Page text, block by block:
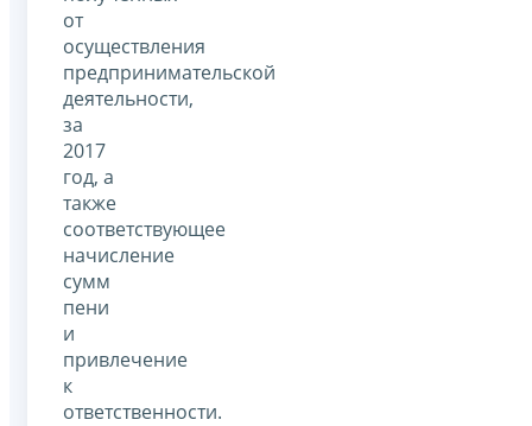
от
осуществления
предпринимательской
деятельности,
за
2017
год, а
также
соответствующее
начисление
сумм
пени
и
привлечение
к
ответственности.